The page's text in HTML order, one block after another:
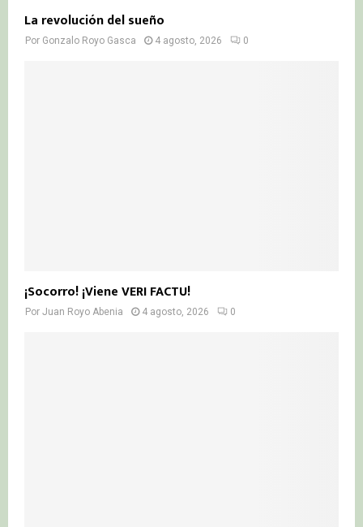
La revolución del sueño
Por Gonzalo Royo Gasca 4 agosto, 2026 0
¡Socorro! ¡Viene VERI FACTU!
Por Juan Royo Abenia 4 agosto, 2026 0